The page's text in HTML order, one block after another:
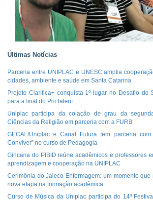
Últimas Notícias
Parceria entre UNIPLAC e UNESC amplia
cidades, ambiente e saúde em Santa Catarina
Projeto Clarifica+ conquista 1º lugar no Desafio do
para a final do ProTalent
Uniplac participa da colação de grau da
Ciências da Religião em parceria com a FURB
GECAL/Uniplac e Canal Futura tem parceria
Conviver” no curso de Pedagogia
Gincana do PIBID reúne acadêmicos e professores
aprendizagem e cooperação na UNIPLAC
Cerimônia do Jaleco Enfermagem: um momento
nova etapa na formação acadêmica.
Curso de Música da Uniplac participa do 14º